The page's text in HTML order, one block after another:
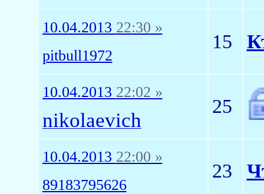
10.04.2013 22:30 »
pitbull1972
15
10.04.2013 22:02 »
nikolaevich
25
10.04.2013 22:00 »
89183795626
23